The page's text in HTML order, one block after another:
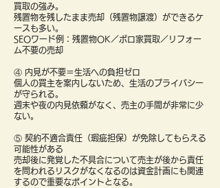
買取の強み。
残置物を残したまま売却（残置物譲渡）ができるケ
ースも多い。
SEOワード例：残置物OK／ボロ家買取／リフォー
ム不要の売却
④ 内見が不要＝生活への負担ゼロ
個人の買主を案内しないため、生活のプライバシー
が守られる。
週末や夜の内見依頼がなく、売主の手間が非常に少
ない。
⑤ 契約不適合責任（瑕疵担保）が免除してもらえる
可能性がある
売却後に発覚した不具合について売主が後から責任
を問われるリスクがなくなるのは資金計画にも関連
するので重要なポイントとなる。